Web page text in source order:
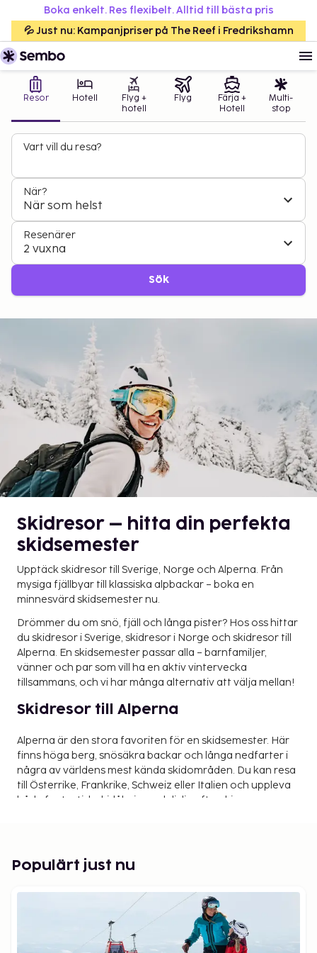
Boka enkelt. Res flexibelt. Alltid till bästa pris
💦 Just nu: Kampanjpriser på The Reef i Fredrikshamn
Resor Hotell
Flyg +
hotell
Flyg
Färja +
Hotell
Multi-
stop
Vart vill du resa?
När?
När som helst
Resenärer
2 vuxna
Sök
Skidresor – hitta din perfekta
skidsemester
Upptäck skidresor till Sverige, Norge och Alperna. Från
mysiga fjällbyar till klassiska alpbackar – boka en
minnesvärd skidsemester nu.
Drömmer du om snö, fjäll och långa pister? Hos oss hittar
du skidresor i Sverige, skidresor i Norge och skidresor till
Alperna. En skidsemester passar alla – barnfamiljer,
vänner och par som vill ha en aktiv vintervecka
tillsammans, och vi har många alternativ att välja mellan!
Skidresor till Alperna
Alperna är den stora favoriten för en skidsemester. Här
finns höga berg, snösäkra backar och långa nedfarter i
några av världens mest kända skidområden. Du kan resa
till Österrike, Frankrike, Schweiz eller Italien och uppleva
både fantastisk skidåkning och livlig afterski.
Även Norge och Sverige har många populära skidorter.
Här hittar du välpreparerade backar, barnvänliga
breda pister och storslagen natur, medan Sverige
erbjuder mysiga fjällbyar och ett varierat skidutbud för
både nybörjare och erfarna åkare.
Populärt just nu